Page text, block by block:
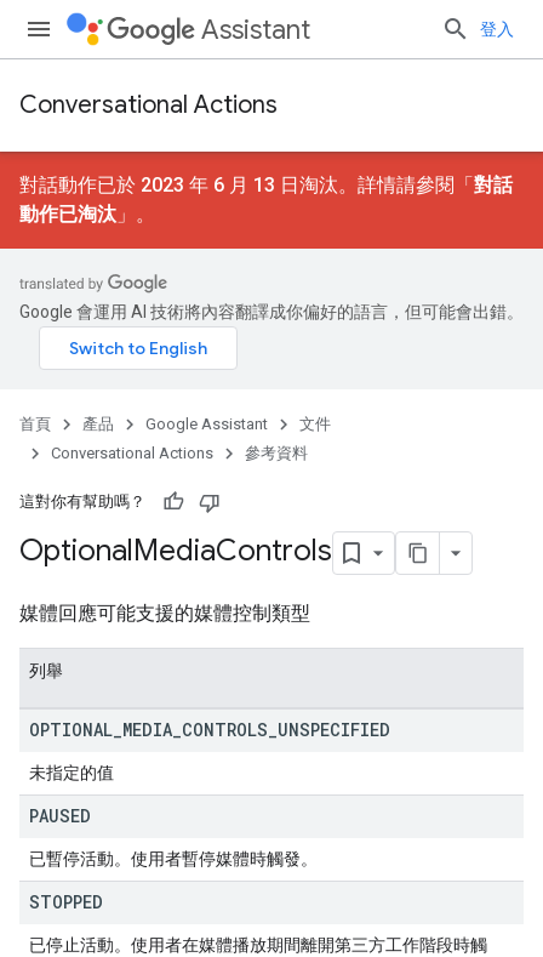
Assistant 登入
Conversational Actions
對話動作已於 2023 年 6 月 13 日淘汰。詳情請參閱「對話
動作已淘汰 」。
Google 會運用 AI 技術將內容翻譯成你偏好的語言，但可能會出錯。
首頁 產品 Google Assistant
文件
Conversational Actions
參考資料
這對你有幫助嗎？
OptionalMediaControls
媒體回應可能支援的媒體控制類型
列舉
OPTIONAL MEDIA CONTROLS UNSPECIFIED
未指定的值
PAUSED
已暫停活動。使用者暫停媒體時觸發。
STOPPED
已停止活動。使用者在媒體播放期間離開第三方工作階段時觸